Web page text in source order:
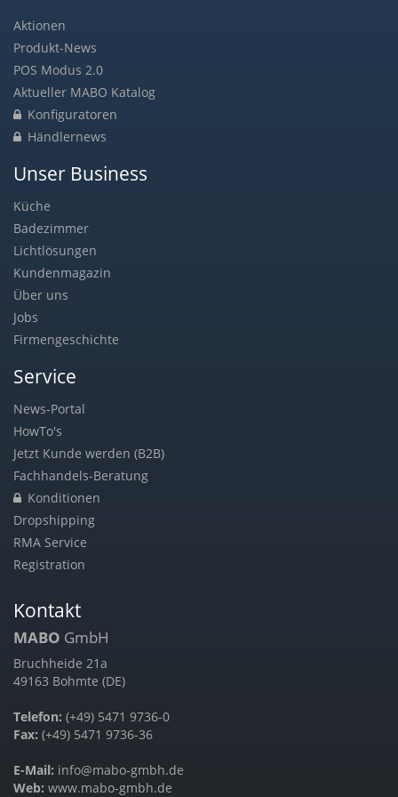
Aktionen
Produkt-News
POS Modus 2.0
Aktueller MABO Katalog
Konfiguratoren
Händlernews
Unser Business
Küche
Badezimmer
Lichtlösungen
Kundenmagazin
Über uns
Jobs
Firmengeschichte
Service
News-Portal
HowTo's
Jetzt Kunde werden (B2B)
Fachhandels-Beratung
Konditionen
Dropshipping
RMA Service
Registration
Kontakt
MABO GmbH
Bruchheide 21a
49163 Bohmte (DE)
Telefon: (+49) 5471 9736-0
Fax: (+49) 5471 9736-36
E-Mail: info@mabo-gmbh.de
Web: www.mabo-gmbh.de